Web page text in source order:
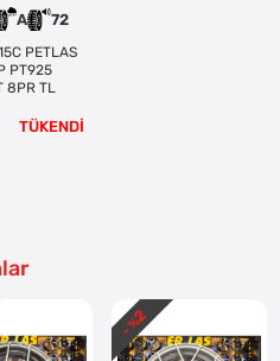
A 72
PT925
8PR TL
TÜKENDİ
- %
2